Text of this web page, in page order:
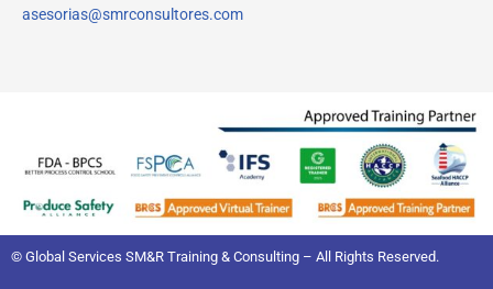
asesorias@smrconsultores.com
© Global Services SM&R Training & Consulting – All Rights Reserved.